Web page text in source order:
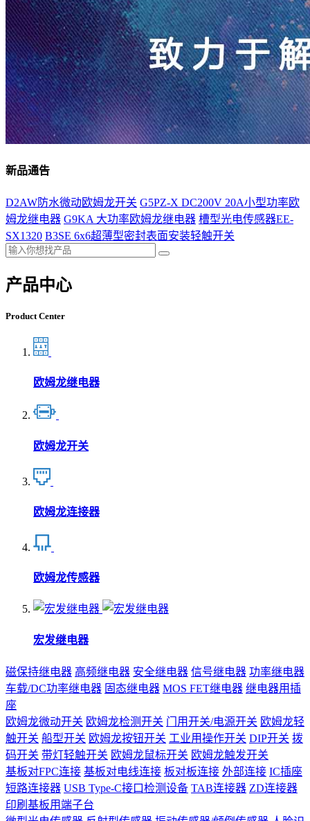
新品通告
D2AW防水微动欧姆龙开关 G5PZ-X DC200V 20A小型功率欧
姆龙继电器 G9KA 大功率欧姆龙继电器 槽型光电传感器EE-
SX1320 B3SE 6x6超薄型密封表面安装轻触开关
产品中心
Product Center
欧姆龙继电器
欧姆龙开关
欧姆龙连接器
欧姆龙传感器
宏发继电器
磁保持继电器 高频继电器 安全继电器 信号继电器 功率继电器
车载/DC功率继电器 固态继电器 MOS FET继电器 继电器用插
座
欧姆龙微动开关 欧姆龙检测开关 门用开关/电源开关 欧姆龙轻
触开关 船型开关 欧姆龙按钮开关 工业用操作开关 DIP开关 拨
码开关 带灯轻触开关 欧姆龙鼠标开关 欧姆龙触发开关
基板对FPC连接 基板对电线连接 板对板连接 外部连接 IC插座
短路连接器 USB Type-C接口检测设备 TAB连接器 ZD连接器
印刷基板用端子台